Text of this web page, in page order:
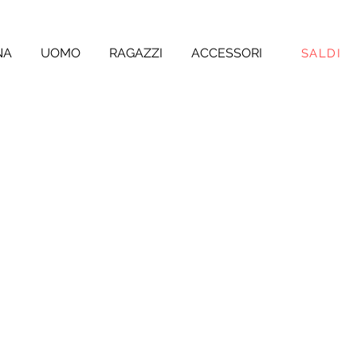
UOMO RAGAZZI ACCESSORI SALDI